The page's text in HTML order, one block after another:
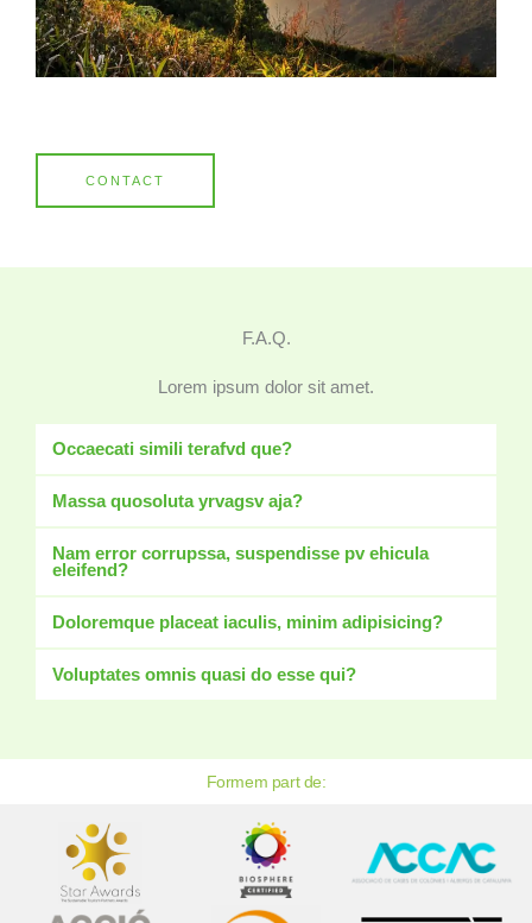
CONTACT
F.A.Q.
Lorem ipsum dolor sit amet.
Occaecati simili terafvd que?
Massa quosoluta yrvagsv aja?
Nam error corrupssa, suspendisse pv ehicula
eleifend?
Doloremque placeat iaculis, minim adipisicing?
Voluptates omnis quasi do esse qui?
Formem part de: